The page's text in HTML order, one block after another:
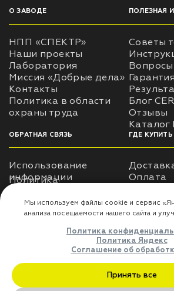
и эмали
О ЗАВОДЕ
НПП «СПЕКТР»
Наши проекты
Лаборатория
Миссия «Добрые дела»
Контакты
Политика в области
ПОЛЕЗНАЯ
Советы
Блог
Отзывы
Каталог
ОБРАТНАЯ СВЯЗЬ
Использование
Политика
Карта сайта
Реквизиты
ГДЕ КУПИТЬ
Оплата
Преимущества
сотрудничества
Мы используем файлы cookie и
анализа посещаемости нашего сайта